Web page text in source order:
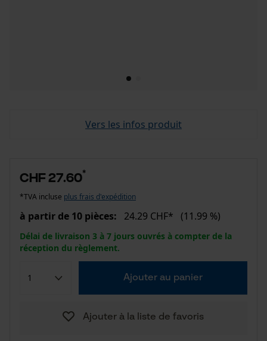
Vers les infos produit
CHF 27.60*
*TVA incluse plus frais d'expédition
à partir de 10 pièces: 24.29 CHF* (11.99 %)
Délai de livraison 3 à 7 jours ouvrés à compter de la
réception du règlement.
Ajouter au panier
Ajouter à la liste de favoris